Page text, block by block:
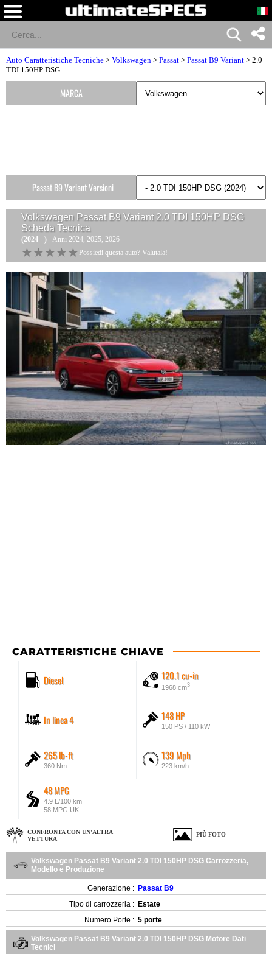
Auto Caratteristiche Tecniche > Volkswagen > Passat > Passat B9 Variant > 2.0
TDI 150HP DSG
Volkswagen Passat B9 Variant 2.0 TDI 150HP DSG
Scheda Tecnica
(2024 - ) - Anni 2024, 2025, 2026
★★★★★
★★★★★ Possiedi questa auto? Valutala!
CARATTERISTICHE CHIAVE
Diesel 120.1 cu-in
1968 cm3
In linea 4 148 HP
150 PS / 110 kW
265 lb-ft
360 Nm
139 Mph
223 km/h
48 MPG
4.9 L/100 km
58 MPG UK
CONFRONTA CON UN'ALTRA
VETTURA
PIÙ FOTO
Volkswagen Passat B9 Variant 2.0 TDI 150HP DSG Carrozzeria,
Modello e Produzione
Generazione : Passat B9
Tipo di carrozzeria : Estate
Numero Porte : 5 porte
Volkswagen Passat B9 Variant 2.0 TDI 150HP DSG Motore Dati
Tecnici
MARCA
Passat B9 Variant Versioni